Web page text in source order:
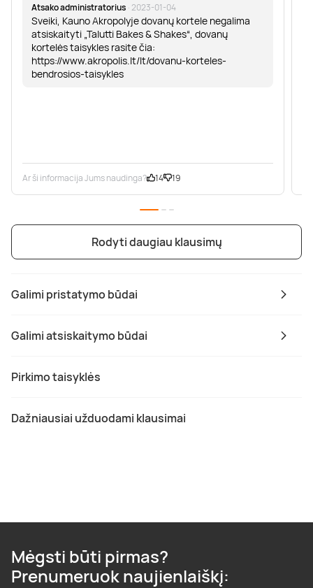
Galimi pristatymo būdai
Galimi atsiskaitymo būdai
Pirkimo taisyklės
Dažniausiai užduodami klausimai
Atsako administratorius · 2023-01-04
Sveiki, Kauno Akropolyje dovanų kortele negalima
atsiskaityti „Talutti Bakes & Shakes“, dovanų
kortelės taisykles rasite čia:
https://www.akropolis.lt/lt/dovanu-korteles-
bendrosios-taisykles
Ar ši informacija Jums naudinga? 14 19
Rodyti daugiau klausimų
Mėgsti būti pirmas?
Prenumeruok naujienlaiškį: